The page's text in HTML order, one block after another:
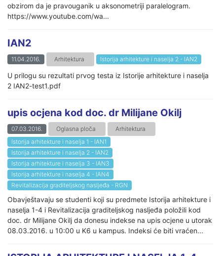
obzirom da je pravouganik u aksonometriji paralelogram.
https://www.youtube.com/wa...
IAN2
11.04.2016. Arhitektura Istorija arhitekture i naselja 2 - IAN2
U prilogu su rezultati prvog testa iz Istorije arhitekture i naselja
2 IAN2-test1.pdf
upis ocjena kod doc. dr Milijane Okilj
07.03.2016. Oglasna ploča
Arhitektura
Istorija arhitekture i naselja 1 - IAN1
Istorija arhitekture i naselja 2 - IAN2
Istorija arhitekture i naselja 3 - IAN3
Istorija arhitekture i naselja 4 - IAN4
Revitalizacija graditeljskog nasljeđa - RGN
Obavještavaju se studenti koji su predmete Istorija arhitekture i
naselja 1-4 i Revitalizacija graditeljskog nasljeđa položili kod
doc. dr Milijane Okilj da donesu indekse na upis ocjene u utorak
08.03.2016. u 10:00 u K6 u kampus. Indeksi će biti vraćen...